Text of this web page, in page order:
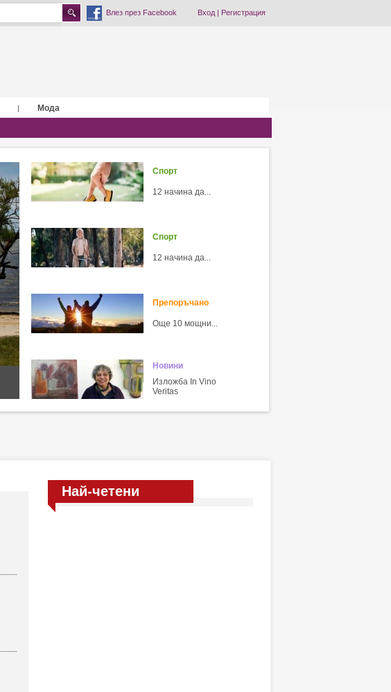
Влез през Facebook Вход| Регистрация
| Мода
Спорт
12 начина да...
Спорт
12 начина да...
Препоръчано
Още 10 мощни...
Новини
Изложба In Vino
Veritas
Най-четени